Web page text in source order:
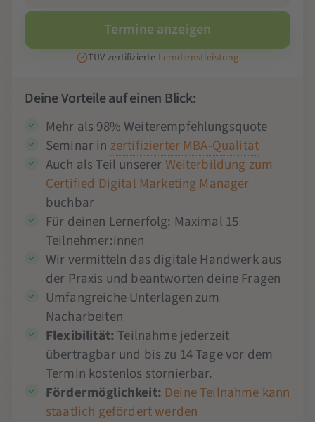
Termine anzeigen
TÜV-zertifizierte Lerndienstleistung
Deine Vorteile auf einen Blick:
Mehr als 98% Weiterempfehlungsquote
Seminar in zertifizierter MBA-Qualität
Auch als Teil unsererWeiterbildung zum
Certified Digital Marketing Manager
buchbar
Für deinen Lernerfolg: Maximal 15
Teilnehmer:innen
Wir vermitteln das digitale Handwerk aus
der Praxis und beantworten deine Fragen
Umfangreiche Unterlagen zum
Nacharbeiten
Flexibilität:Teilnahme jederzeit
übertragbar und bis zu 14 Tage vor dem
Termin kostenlos stornierbar.
Fördermöglichkeit: Deine Teilnahme kann
staatlich gefördert werden